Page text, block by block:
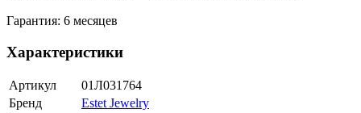
Гарантия: 6 месяцев
Характеристики
Артикул
01Л031764
Бренд
Estet Jewelry